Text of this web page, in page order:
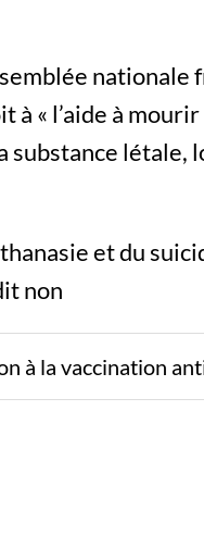
à « l’aide à
létale,
et du
non
à la vaccination